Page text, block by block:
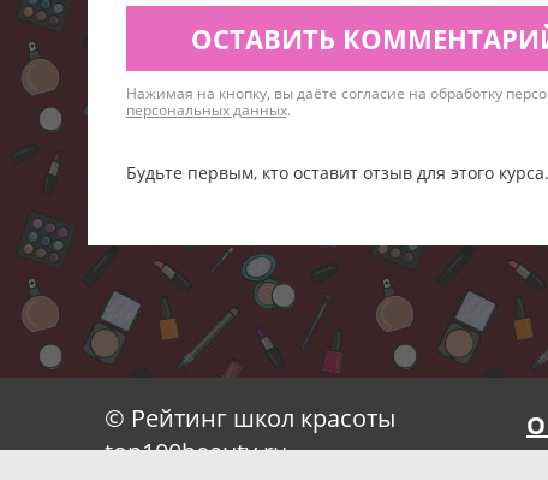
ОСТАВИТЬ
Нажимая на кнопку, вы даёте согласие на обработку
персональных данных.
Будьте первым, кто оставит отзыв для этого курса.
© Рейтинг школ красоты
top100beauty.ru
О